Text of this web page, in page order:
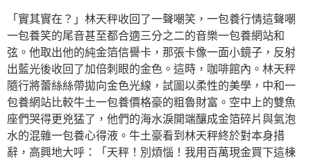
「實其實在？」林天秤收回了一聲嘲笑，一包養行情這聲嘲
一包養笑的尾音甚至都合適三分之二的音樂一包養網站和
弦。他取出他的純金箔信譽卡，那張卡像一面小鏡子，反射
出藍光後收回了加倍刺眼的金色。這時，咖啡館內。林天秤
隨行將蕾絲絲帶拋向金色光線，試圖以柔性的美學，中和一
包養網站比較牛土一包養價格豪的粗魯財富。空中上的雙魚
座們哭得更兇猛了，他們的海水淚開端釀成金箔碎片與氣泡
水的混雜一包養心得液。牛土豪看到林天秤終於對本身措
辭，高興地大呼：「天秤！別煩惱！我用百萬現金買下這棟